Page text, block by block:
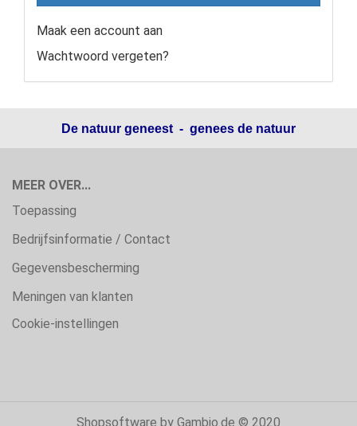
Maak een account aan
Wachtwoord vergeten?
De natuur geneest - genees de natuur
MEER OVER...
Toepassing
Bedrijfsinformatie / Contact
Gegevensbescherming
Meningen van klanten
Cookie-instellingen
Shopsoftware by Gambio.de © 2020